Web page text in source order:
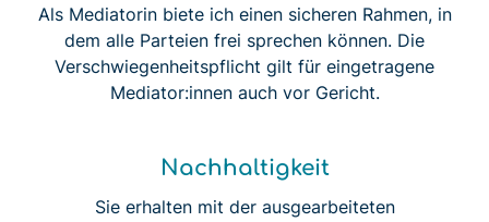
Als Mediatorin biete ich einen sicheren Rahmen, in
dem alle Parteien frei sprechen können. Die
Verschwiegenheitspflicht gilt für eingetragene
Mediator:innen auch vor Gericht.
Nachhaltigkeit
Sie erhalten mit der ausgearbeiteten